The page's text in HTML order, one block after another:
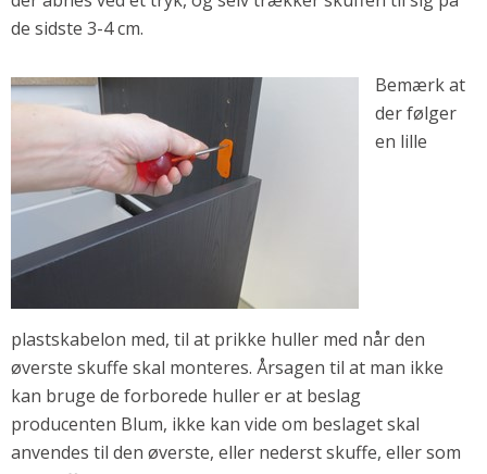
de sidste 3-4 cm.
Bemærk at
der følger
en lille
plastskabelon med, til at prikke huller med når den
øverste skuffe skal monteres. Årsagen til at man ikke
kan bruge de forborede huller er at beslag
producenten Blum, ikke kan vide om beslaget skal
anvendes til den øverste, eller nederst skuffe, eller som